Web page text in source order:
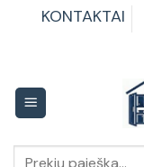
KONTAKTAI